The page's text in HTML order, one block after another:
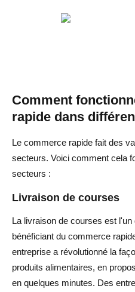
Comment
rapide dans
Le commerce rapide fait des
secteurs. Voici comment cela
secteurs :
Livraison de courses
La livraison de courses est
bénéficiant du commerce
entreprise a révolutionné la
produits alimentaires, en
en quelques minutes. Des